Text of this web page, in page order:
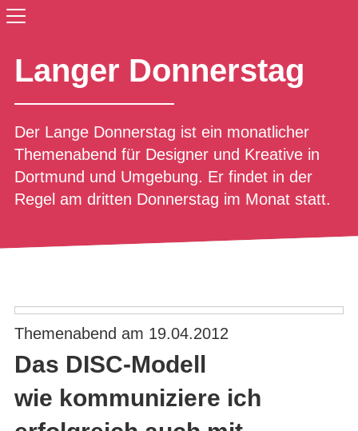
Langer Donnerstag
Der Lange Donnerstag ist ein monatlicher
Themenabend für Designer und Kreative in
Dortmund und Umgebung. Er findet in der
Regel am dritten Donnerstag im Monat statt.
Themenabend am 19.04.2012
Das DISC-Modell
wie kommuniziere ich